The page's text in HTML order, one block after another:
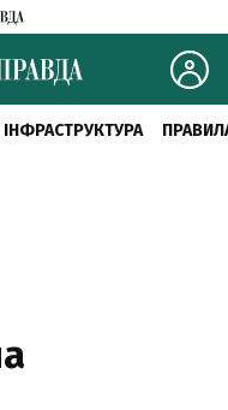
ІНФРАСТРУКТУРА